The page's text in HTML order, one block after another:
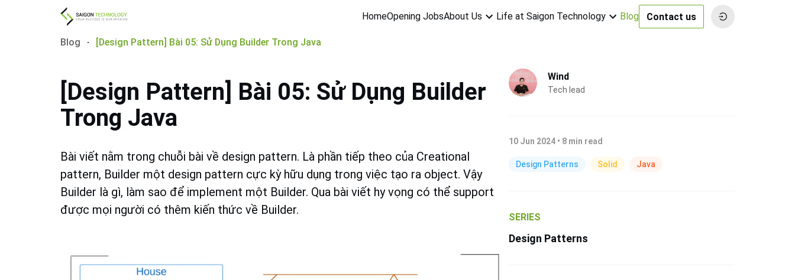
HomeOpening JobsAbout Us Life at Saigon Technology Blog Contact us
Blog [Design Pattern] Bài 05: Sử Dụng Builder Trong Java
[Design Pattern] Bài 05: Sử Dụng Builder
Trong Java
Bài viết nằm trong chuỗi bài về design pattern. Là phần tiếp theo của Creational
pattern, Builder một design pattern cực kỳ hữu dụng trong việc tạo ra object. Vậy
Builder là gì, làm sao để implement một Builder. Qua bài viết hy vọng có thể support
được mọi người có thêm kiến thức về Builder.
Wind
Tech lead
10 Jun 2024 • 8 min read
Design Patterns Solid Java
SERIES
Design Patterns